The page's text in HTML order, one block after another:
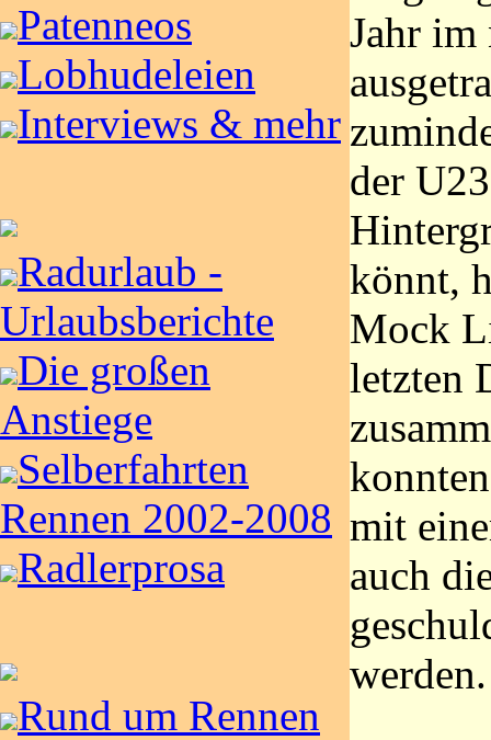
Patenneos
Lobhudeleien
Interviews & mehr
Radurlaub -
Urlaubsberichte
Die großen
Anstiege
Selberfahrten
Rennen 2002-2008
Radlerprosa
Rund um Rennen
Jahr im
der
könnt,
Mock
letzten
mit
auch
werden.